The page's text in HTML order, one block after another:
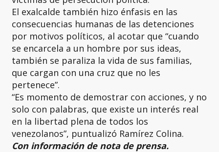
El exalcalde también hizo énfasis en las
consecuencias humanas de las detenciones
por motivos políticos, al acotar que “cuando
se encarcela a un hombre por sus ideas,
también se paraliza la vida de sus familias,
que cargan con una cruz que no les
pertenece”.
“Es momento de demostrar con acciones, y no
solo con palabras, que existe un interés real
en la libertad plena de todos los
venezolanos”, puntualizó Ramírez Colina.
Con información de nota de prensa.